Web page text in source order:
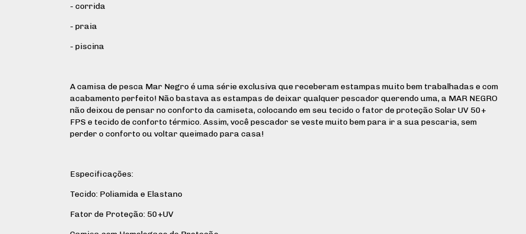
- corrida
- praia
- piscina
A camisa de pesca Mar Negro é uma série exclusiva que receberam estampas muito bem trabalhadas e com
acabamento perfeito! Não bastava as estampas de deixar qualquer pescador querendo uma, a MAR NEGRO
não deixou de pensar no conforto da camiseta, colocando em seu tecido o fator de proteção Solar UV 50+
FPS e tecido de conforto térmico. Assim, você pescador se veste muito bem para ir a sua pescaria, sem
perder o conforto ou voltar queimado para casa!
Especificações:
Tecido: Poliamida e Elastano
Fator de Proteção: 50+UV